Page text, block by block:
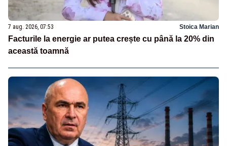
7 aug. 2026, 07:53 Stoica Marian
Facturile la energie ar putea crește cu până la 20% din
această toamnă